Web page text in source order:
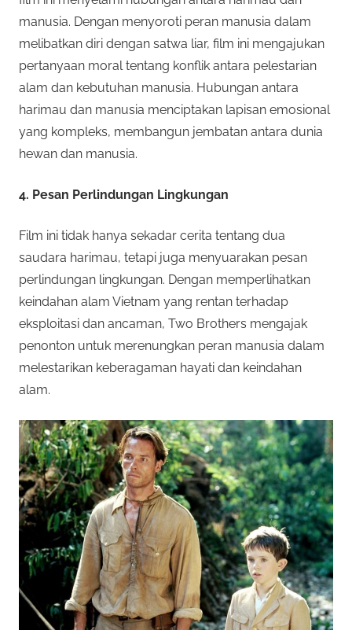
e
r
c
a
y
a
2
0
2
2
b
i
s
a
a
d
m
a
i
n
k
a
n
manusia. Dengan menyoroti peran manusia dalam
melibatkan diri dengan satwa liar, film ini mengajukan
pertanyaan moral tentang konflik antara pelestarian
alam dan kebutuhan manusia. Hubungan antara
harimau dan manusia menciptakan lapisan emosional
yang kompleks, membangun jembatan antara dunia
hewan dan manusia.
4. Pesan Perlindungan Lingkungan
Film ini tidak hanya sekadar cerita tentang dua
saudara harimau, tetapi juga menyuarakan pesan
perlindungan lingkungan. Dengan memperlihatkan
keindahan alam Vietnam yang rentan terhadap
eksploitasi dan ancaman, Two Brothers mengajak
penonton untuk merenungkan peran manusia dalam
melestarikan keberagaman hayati dan keindahan
alam.